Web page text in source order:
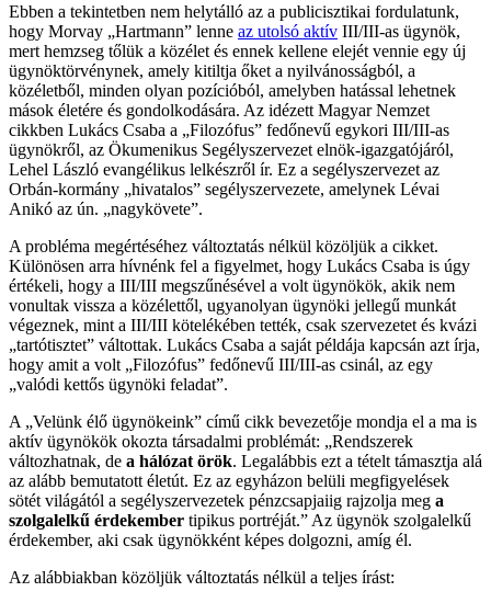
Ebben a tekintetben nem helytálló az a publicisztikai fordulatunk,
hogy Morvay „Hartmann” lenne az utolsó aktív III/III-as ügynök,
mert hemzseg tőlük a közélet és ennek kellene elejét vennie egy új
ügynöktörvénynek, amely kitiltja őket a nyilvánosságból, a
közéletből, minden olyan pozícióból, amelyben hatással lehetnek
mások életére és gondolkodására. Az idézett Magyar Nemzet
cikkben Lukács Csaba a „Filozófus” fedőnevű egykori III/III-as
ügynökről, az Ökumenikus Segélyszervezet elnök-igazgatójáról,
Lehel László evangélikus lelkészről ír. Ez a segélyszervezet az
Orbán-kormány „hivatalos” segélyszervezete, amelynek Lévai
Anikó az ún. „nagykövete”.
A probléma megértéséhez változtatás nélkül közöljük a cikket.
Különösen arra hívnénk fel a figyelmet, hogy Lukács Csaba is úgy
értékeli, hogy a III/III megszűnésével a volt ügynökök, akik nem
vonultak vissza a közélettől, ugyanolyan ügynöki jellegű munkát
végeznek, mint a III/III kötelékében tették, csak szervezetet és kvázi
„tartótisztet” váltottak. Lukács Csaba a saját példája kapcsán azt írja,
hogy amit a volt „Filozófus” fedőnevű III/III-as csinál, az egy
„valódi kettős ügynöki feladat”.
A „Velünk élő ügynökeink” című cikk bevezetője mondja el a ma is
aktív ügynökök okozta társadalmi problémát: „Rendszerek
változhatnak, de a hálózat örök. Legalábbis ezt a tételt támasztja alá
az alább bemutatott életút. Ez az egyházon belüli megfigyelések
sötét világától a segélyszervezetek pénzcsapjaiig rajzolja meg a
szolgalelkű érdekember tipikus portréját.” Az ügynök szolgalelkű
érdekember, aki csak ügynökként képes dolgozni, amíg él.
Az alábbiakban közöljük változtatás nélkül a teljes írást: